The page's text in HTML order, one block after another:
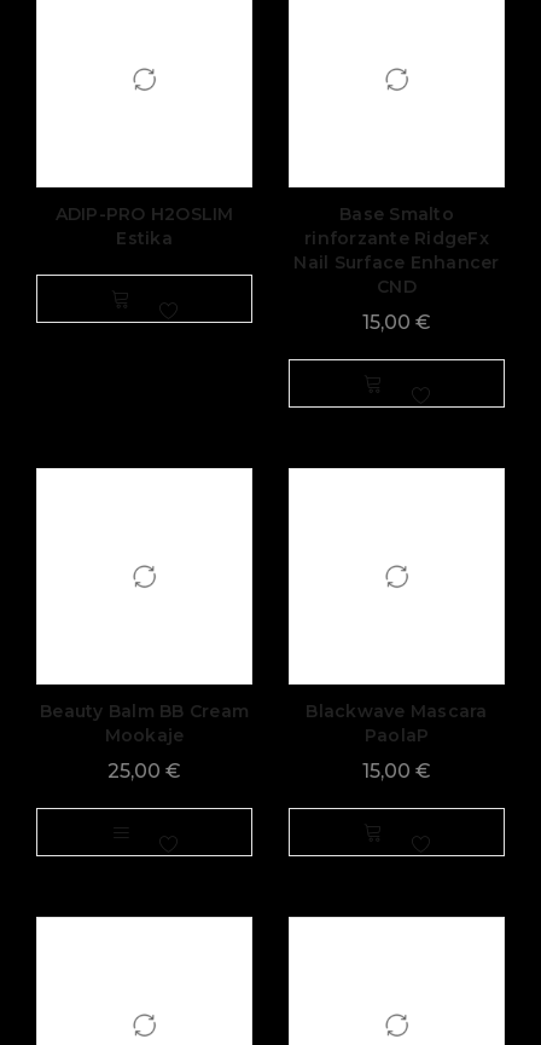
ADIP-PRO H2OSLIM
Estika
Base Smalto
rinforzante RidgeFx
Nail Surface Enhancer
CND
15,00 €
Beauty Balm BB Cream
Mookaje
25,00 €
Blackwave Mascara
PaolaP
15,00 €